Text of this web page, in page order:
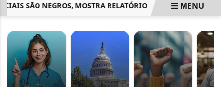
SÃO NEGROS, MOSTRA RELATÓRIO PROJETO AMPLIA
MENU